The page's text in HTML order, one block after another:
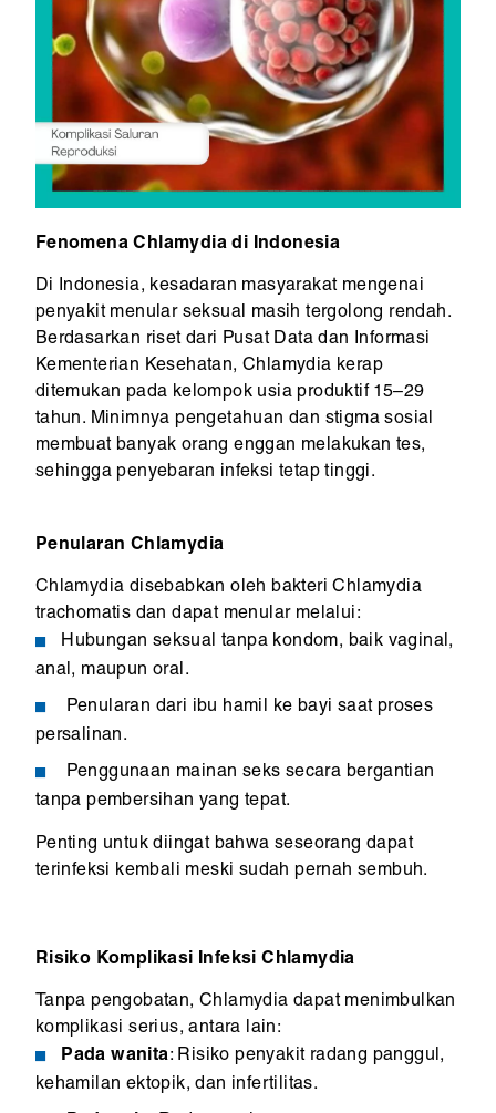
Fenomena Chlamydia di Indonesia
Di Indonesia, kesadaran masyarakat mengenai
penyakit menular seksual masih tergolong rendah.
Berdasarkan riset dari Pusat Data dan Informasi
Kementerian Kesehatan, Chlamydia kerap
ditemukan pada kelompok usia produktif 15–29
tahun. Minimnya pengetahuan dan stigma sosial
membuat banyak orang enggan melakukan tes,
sehingga penyebaran infeksi tetap tinggi.
Penularan Chlamydia
Chlamydia disebabkan oleh bakteri Chlamydia
trachomatis dan dapat menular melalui:
Hubungan seksual tanpa kondom, baik vaginal,
anal, maupun oral.
Penularan dari ibu hamil ke bayi saat proses
persalinan.
Penggunaan mainan seks secara bergantian
tanpa pembersihan yang tepat.
Penting untuk diingat bahwa seseorang dapat
terinfeksi kembali meski sudah pernah sembuh.
Risiko Komplikasi Infeksi Chlamydia
Tanpa pengobatan, Chlamydia dapat menimbulkan
komplikasi serius, antara lain:
Pada wanita: Risiko penyakit radang panggul,
kehamilan ektopik, dan infertilitas.